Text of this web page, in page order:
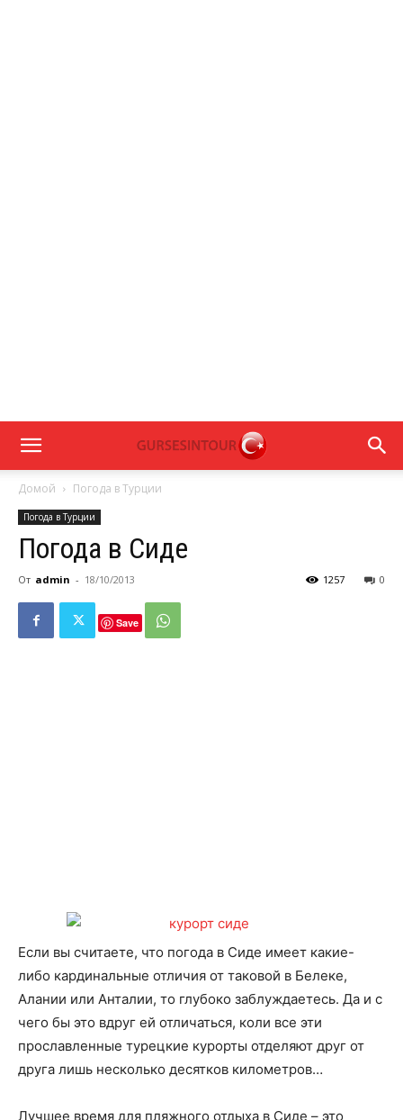
Домой Погода в Турции
Погода в Турции
Погода в Сиде
От admin - 18/10/2013 0
1257
Save
Если вы считаете, что погода в Сиде имеет какие-
либо кардинальные отличия от таковой в Белеке,
Алании или Анталии, то глубоко заблуждаетесь. Да и с
чего бы это вдруг ей отличаться, коли все эти
прославленные турецкие курорты отделяют друг от
друга лишь несколько десятков километров…
Лучшее время для пляжного отдыха в Сиде – это